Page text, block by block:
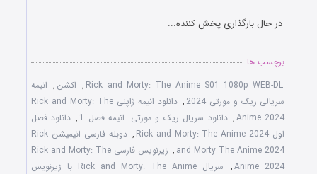
در حال بارگذاری پخش کننده...
برچسب ها
Rick and Morty: The Anime S01 1080p WEB-DL
, اکشن , انیمه
سریالی ریک و مورتی 2024
,
دانلود انیمه ژاپنی Rick and Morty: The
Anime 2024
, دانلود سریال ریک و مورتی: انیمه فصل 1 , دانلود فصل
اول Rick and Morty: The Anime 2024
,
دوبله فارسی انیمیشن Rick
and Morty The Anime 2024
,
زیرنویس فارسی Rick and Morty: The
Anime 2024
,
سریال Rick and Morty: The Anime با زیرنویس